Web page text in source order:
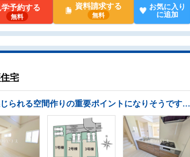
学予約する
無料
資料請求する
無料
お気に入り
に追加
宅
●対面式のカウンターキッチンは、いつでもご家族を感じられる空間作りの重要ポイントになりそうです。 ●隙間のないなめらかな人造大理石の一体型システムキッチン ●奥行のあるウォークインクローゼットでたっぷり収納できます！ ●キッチンにはエコと家事時間短縮、一石二鳥の食洗機付です。 ●平日のご案内も可能です。まずはお気軽にお問合せ下さいませ。